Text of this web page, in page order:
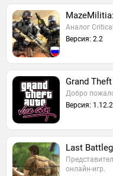
Аналог
Версия: 2.2
Grand
Добро
Версия:
Last
онлайн-игр.